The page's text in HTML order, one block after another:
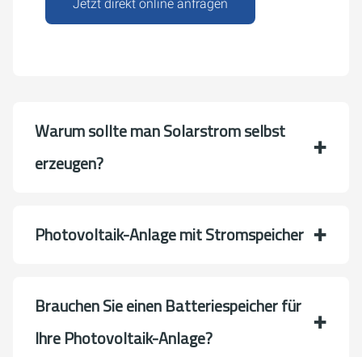
Jetzt direkt online anfragen
Warum sollte man Solarstrom selbst
erzeugen?
Photovoltaik-Anlage mit Stromspeicher
Brauchen Sie einen Batteriespeicher für
Ihre Photovoltaik-Anlage?